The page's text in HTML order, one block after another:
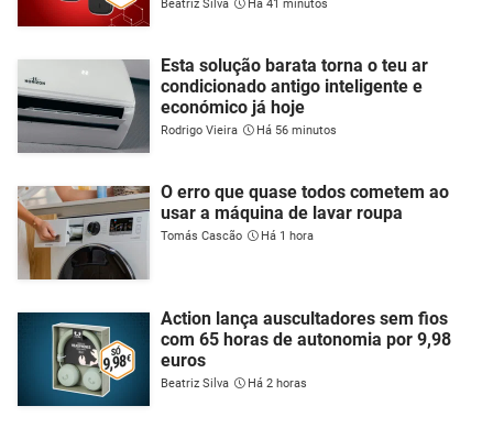
Beatriz Silva Há 41 minutos
Esta solução barata torna o teu ar
condicionado antigo inteligente e
económico já hoje
Rodrigo Vieira Há 56 minutos
O erro que quase todos cometem ao
usar a máquina de lavar roupa
Tomás Cascão Há 1 hora
Action lança auscultadores sem fios
com 65 horas de autonomia por 9,98
euros
Beatriz Silva Há 2 horas